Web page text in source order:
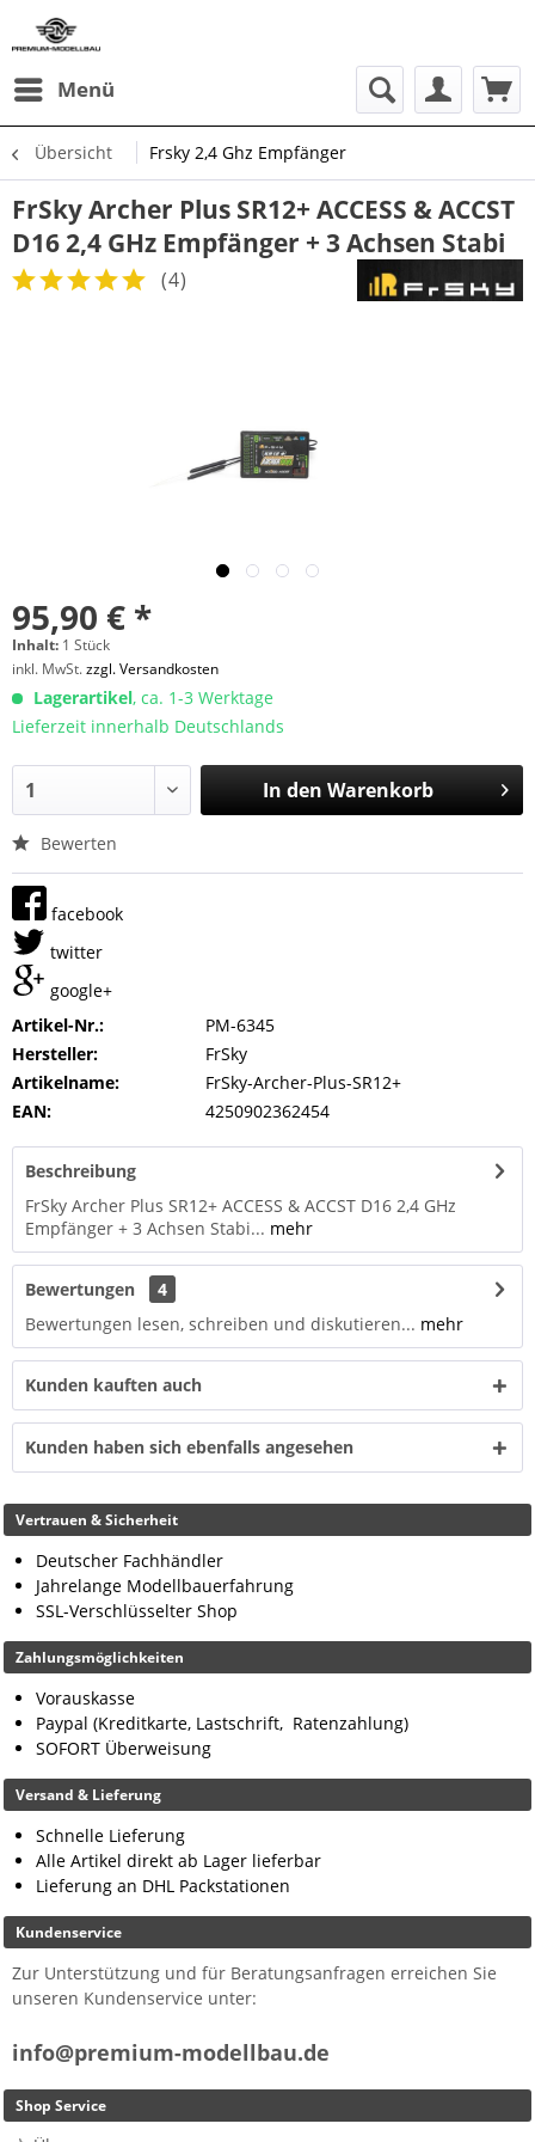
Menü
Übersicht Frsky 2,4 Ghz Empfänger
FrSky Archer Plus SR12+ ACCESS & ACCST
D16 2,4 GHz Empfänger + 3 Achsen Stabi
(4)
95,90 € *
Inhalt: 1 Stück
inkl. MwSt.zzgl. Versandkosten
Lagerartikel, ca. 1-3 Werktage
Lieferzeit innerhalb Deutschlands
In den Warenkorb
Bewerten
facebook
twitter
google+
Artikel-Nr.:
PM-6345
Hersteller:
FrSky
Artikelname:
FrSky-Archer-Plus-SR12+
EAN:
4250902362454
Beschreibung
FrSky Archer Plus SR12+ ACCESS & ACCST D16 2,4 GHz
Empfänger + 3 Achsen Stabi... mehr
Bewertungen
4
Bewertungen lesen, schreiben und diskutieren... mehr
Kunden kauften auch
Kunden haben sich ebenfalls angesehen
Vertrauen & Sicherheit
Deutscher Fachhändler
Jahrelange Modellbauerfahrung
SSL-Verschlüsselter Shop
Zahlungsmöglichkeiten
Vorauskasse
Paypal (Kreditkarte, Lastschrift, Ratenzahlung)
SOFORT Überweisung
Versand & Lieferung
Schnelle Lieferung
Alle Artikel direkt ab Lager lieferbar
Lieferung an DHL Packstationen
Kundenservice
Zur Unterstützung und für Beratungsanfragen erreichen Sie
unseren Kundenservice unter:
info@premium-modellbau.de
Shop Service